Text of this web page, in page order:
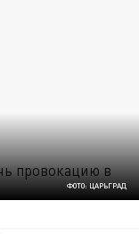
ФОТО: ЦАРЬГРАД